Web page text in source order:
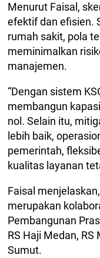
Menurut Faisal,
efektif dan efisien.
rumah sakit, pola
meminimalkan
manajemen.
“Dengan sistem
membangun
nol. Selain itu,
lebih baik,
pemerintah,
kualitas layanan
Faisal
merupakan
Pembangunan
RS Haji Medan, RS
Sumut.